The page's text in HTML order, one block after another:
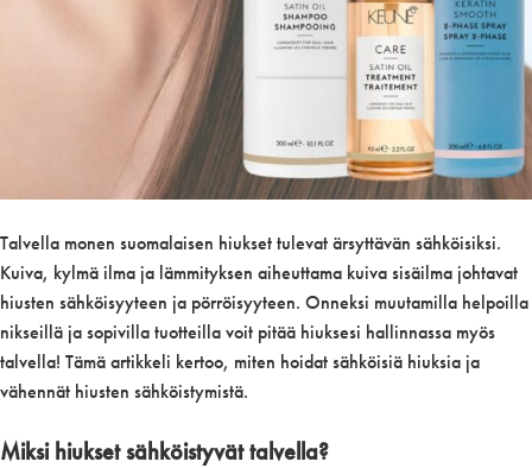
Talvella monen suomalaisen hiukset tulevat ärsyttävän sähköisiksi.
Kuiva, kylmä ilma ja lämmityksen aiheuttama kuiva sisäilma johtavat
hiusten sähköisyyteen ja pörröisyyteen. Onneksi muutamilla helpoilla
nikseillä ja sopivilla tuotteilla voit pitää hiuksesi hallinnassa myös
talvella! Tämä artikkeli kertoo, miten hoidat sähköisiä hiuksia ja
vähennät hiusten sähköistymistä.
Miksi hiukset sähköistyvät talvella?